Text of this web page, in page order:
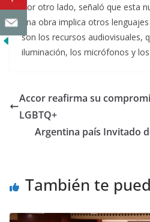
Por otro lado, señaló que esta
una obra implica otros
son los recursos audiovisuales,
iluminación, los micrófonos y
Accor reafirma su
LGBTQ+
Argentina país Invitado
También te